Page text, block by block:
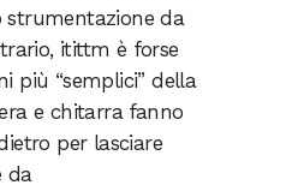
da
itittm è forse
più “semplici” della
e chitarra fanno
per lasciare
da